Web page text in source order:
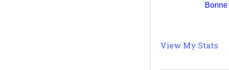
View My Stats